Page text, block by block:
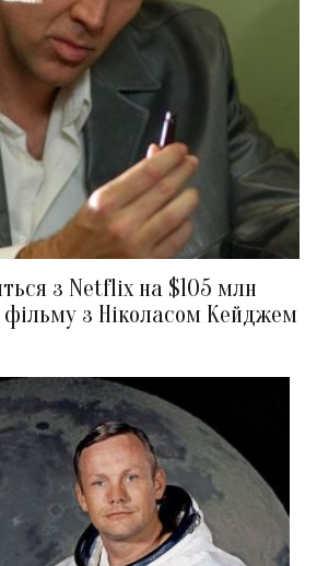
з Netflix на $105 млн
фільму з Ніколасом Кейджем